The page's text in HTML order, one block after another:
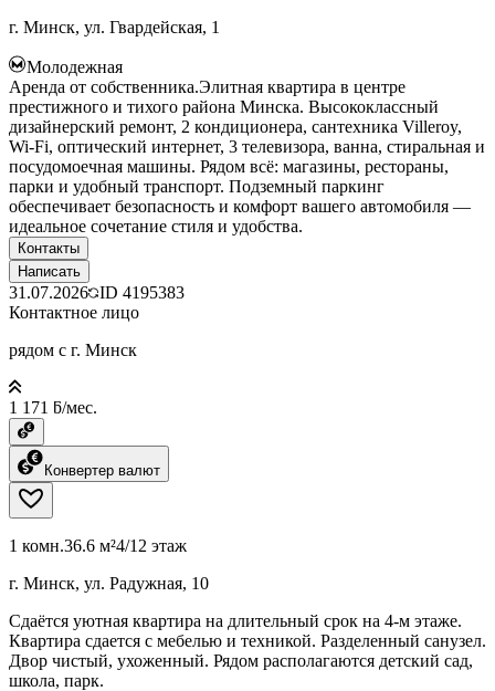
г. Минск, ул. Гвардейская, 1
Молодежная
Аренда от собственника.Элитная квартира в центре
престижного и тихого района Минска. Высококлассный
дизайнерский ремонт, 2 кондиционера, сантехника Villeroy,
Wi-Fi, оптический интернет, 3 телевизора, ванна, стиральная и
посудомоечная машины. Рядом всё: магазины, рестораны,
парки и удобный транспорт. Подземный паркинг
обеспечивает безопасность и комфорт вашего автомобиля —
идеальное сочетание стиля и удобства.
Контакты
Написать
31.07.2026 ID 4195383
Контактное лицо
рядом с г. Минск
1 171 ƃ/мес.
Конвертер валют
1 комн.36.6 м²4/12 этаж
г. Минск, ул. Радужная, 10
Сдаётся уютная квартира на длительный срок на 4-м этаже.
Квартира сдается с мебелью и техникой. Разделенный санузел.
Двор чистый, ухоженный. Рядом располагаются детский сад,
школа, парк.